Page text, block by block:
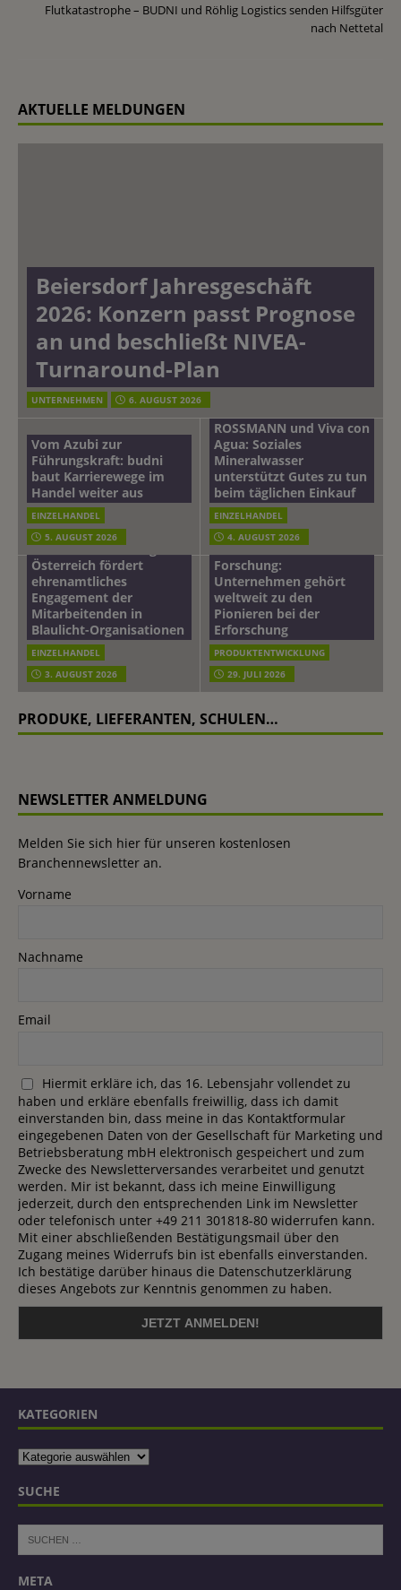
Flutkatastrophe – BUDNI und Röhlig Logistics senden Hilfsgüter
nach Nettetal
AKTUELLE MELDUNGEN
Beiersdorf Jahresgeschäft
2026: Konzern passt Prognose
an und beschließt NIVEA-
Turnaround-Plan
UNTERNEHMEN 6. AUGUST 2026
Vom Azubi zur
Führungskraft: budni
baut Karrierewege im
Handel weiter aus
EINZELHANDEL
5. AUGUST 2026
ROSSMANN und Viva con
Agua: Soziales
Mineralwasser
unterstützt Gutes zu tun
beim täglichen Einkauf
EINZELHANDEL
4. AUGUST 2026
mehr vom leben tag: dm
Österreich fördert
ehrenamtliches
Engagement der
Mitarbeitenden in
Blaulicht-Organisationen
EINZELHANDEL
3. AUGUST 2026
Beiersdorf
Hautmikrobiom-
Forschung:
Unternehmen gehört
weltweit zu den
Pionieren bei der
Erforschung
PRODUKTENTWICKLUNG
29. JULI 2026
PRODUKE, LIEFERANTEN, SCHULEN…
NEWSLETTER ANMELDUNG
Melden Sie sich hier für unseren kostenlosen
Branchennewsletter an.
Vorname
Nachname
Email
Hiermit erkläre ich, das 16. Lebensjahr vollendet zu
haben und erkläre ebenfalls freiwillig, dass ich damit
einverstanden bin, dass meine in das Kontaktformular
eingegebenen Daten von der Gesellschaft für Marketing und
Betriebsberatung mbH elektronisch gespeichert und zum
Zwecke des Newsletterversandes verarbeitet und genutzt
werden. Mir ist bekannt, dass ich meine Einwilligung
jederzeit, durch den entsprechenden Link im Newsletter
oder telefonisch unter +49 211 301818-80 widerrufen kann.
Mit einer abschließenden Bestätigungsmail über den
Zugang meines Widerrufs bin ist ebenfalls einverstanden.
Ich bestätige darüber hinaus die Datenschutzerklärung
dieses Angebots zur Kenntnis genommen zu haben.
KATEGORIEN
SUCHE
META